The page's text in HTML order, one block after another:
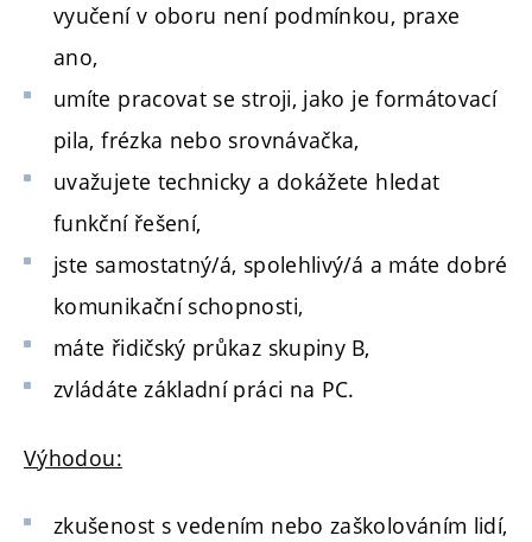
vyučení v oboru není podmínkou, praxe
ano,
umíte pracovat se stroji, jako je formátovací
pila, frézka nebo srovnávačka,
uvažujete technicky a dokážete hledat
funkční řešení,
jste samostatný/á, spolehlivý/á a máte dobré
komunikační schopnosti,
máte řidičský průkaz skupiny B,
zvládáte základní práci na PC.
Výhodou:
zkušenost s vedením nebo zaškolováním lidí,